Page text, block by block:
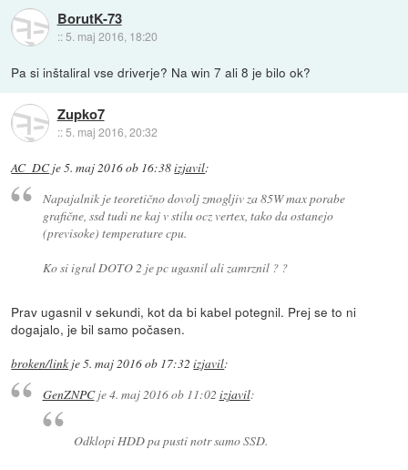
BorutK-73
:: 5. maj 2016, 18:20
Pa si inštaliral vse driverje? Na win 7 ali 8 je bilo ok?
Zupko7
::5. maj 2016, 20:32
AC_DCje5. maj 2016 ob 16:38izjavil:
Napajalnik je teoretično dovolj zmogljiv za 85W max porabe
grafične, ssd tudi ne kaj v stilu ocz vertex, tako da ostanejo
(previsoke) temperature cpu.
Ko si igral DOTO 2 je pc ugasnil ali zamrznil ? ?
Prav ugasnil v sekundi, kot da bi kabel potegnil. Prej se to ni
dogajalo, je bil samo počasen.
broken/link je5. maj 2016 ob 17:32 izjavil:
GenZNPCje4. maj 2016 ob 11:02 izjavil:
Odklopi HDD pa pusti notr samo SSD.